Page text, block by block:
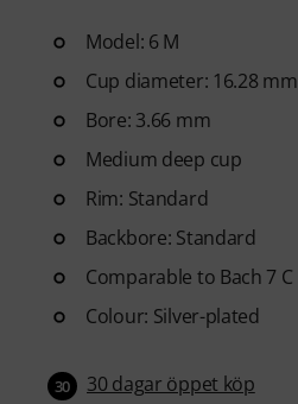
Model: 6 M
Cup diameter: 16.28 mm
Bore: 3.66 mm
Medium deep cup
Rim: Standard
Backbore: Standard
Comparable to Bach 7 C
Colour: Silver-plated
30 30 dagar öppet köp